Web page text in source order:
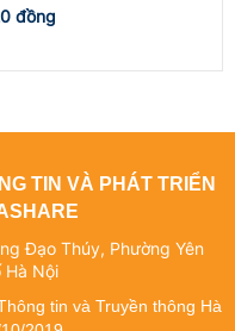
đồng
TIN VÀ PHÁT TRIỂN
Đạo Thúy, Phường Yên
Hà Nội
tin và Truyền thông Hà